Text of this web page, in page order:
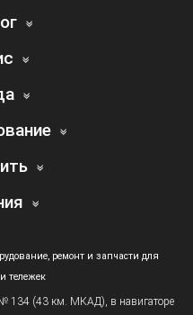
ремонт и запчасти для
тележек
134 (43км. МКАД), в навигаторе